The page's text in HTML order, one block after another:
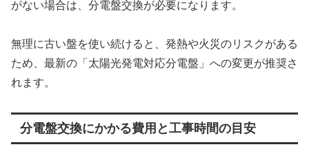
がない場合は、分電盤交換が必要になります。
無理に古い盤を使い続けると、発熱や火災のリスクがある
ため、最新の「太陽光発電対応分電盤」への変更が推奨さ
れます。
分電盤交換にかかる費用と工事時間の目安